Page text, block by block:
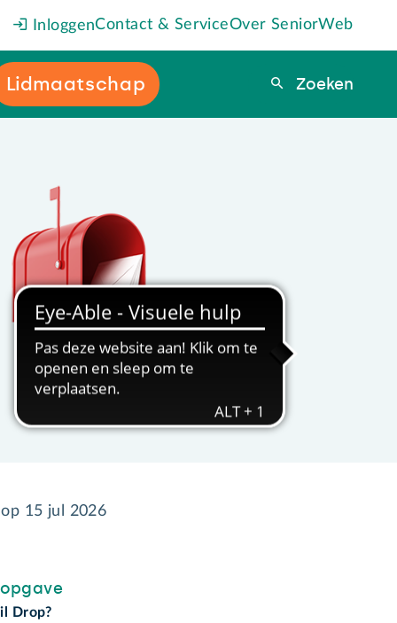
InloggenContact & ServiceOver SeniorWeb
Lidmaatschap Zoeken
Zoeken
15 jul 2026
Drop?